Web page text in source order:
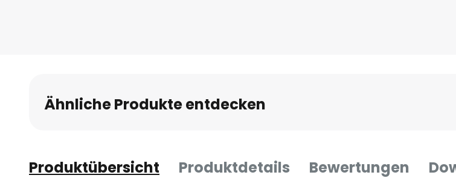
Ähnliche Produkte entdecken
Produktübersicht Produktdetails Bewertungen